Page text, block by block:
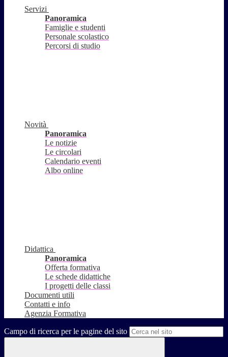
Servizi
Panoramica
Famiglie e studenti
Personale scolastico
Percorsi di studio
Novità
Panoramica
Le notizie
Le circolari
Calendario eventi
Albo online
Didattica
Panoramica
Offerta formativa
Le schede didattiche
I progetti delle classi
Documenti utili
Contatti e info
Agenzia Formativa
Campo di ricerca per le pagine del sito